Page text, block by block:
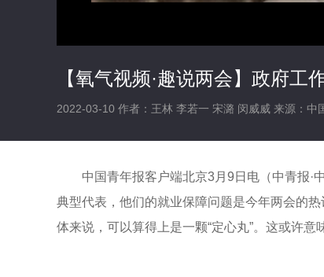
【氧气视频·趣说两会】政府工
2022-03-10 作者：王林 李若一 宋潞 闵威威 来源：中
中国青年报客户端北京3月9日电（中青报·
典型代表，他们的就业保障问题是今年两会的
体来说，可以算得上是一颗“定心丸”。这或许